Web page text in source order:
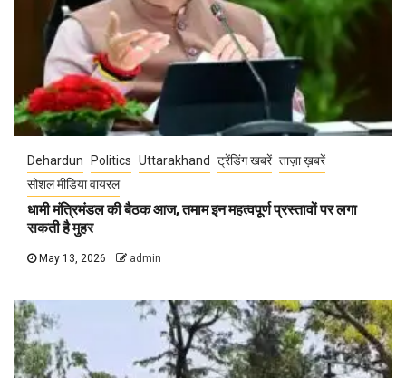
Dehardun Politics Uttarakhand ट्रेंडिंग खबरें ताज़ा ख़बरें
सोशल मीडिया वायरल
धामी मंत्रिमंडल की बैठक आज, तमाम इन महत्वपूर्ण प्रस्तावों पर लगा
सकती है मुहर
May 13, 2026 admin